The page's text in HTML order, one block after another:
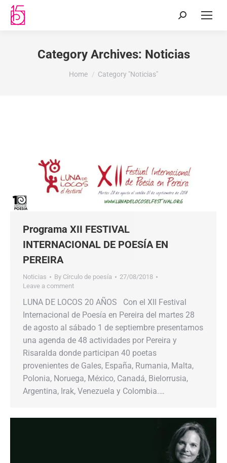
Category Archives: Noticias
You are here:
Home Category "Noticias"
Programa XII FESTIVAL
INTERNACIONAL DE POESÍA EN
PEREIRA
Noticias By Círculo de poesía
27/08/2018
Leave a comment
LUNA DE LOCOS 20 AÑOS Con el XII Festival
Internacional de Poesía en Pereira del martes 28
de agosto al sábado 1 de septiembre presentamos
una agenda de 48 actividades por Pereira y
Risaralda donde participan 40 poetas
provenientes de Gales, España, Rumania, Malta,
Polonia, Noruega, México, Canadá, Bielorrusia,
Argentina, Irak, Venezuela y Colombia.…